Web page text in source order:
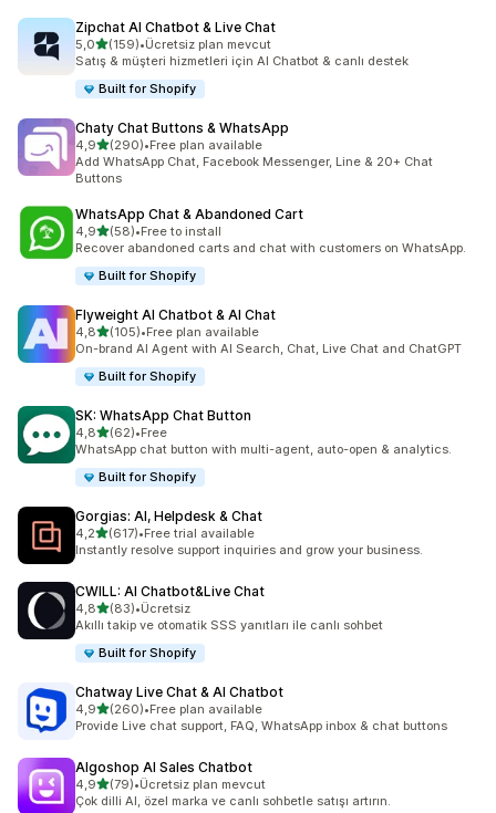
Zipchat AI Chatbot & Live Chat
5,05 yıldız üzerinden
(159)
toplam 159 değerlendirme
•Ücretsiz plan mevcut
Satış & müşteri hizmetleri için AI Chatbot & canlı destek
Built for Shopify
Chaty Chat Buttons & WhatsApp
4,95 yıldız üzerinden
(290)
toplam 290 değerlendirme
•Free plan available
Add WhatsApp Chat, Facebook Messenger, Line & 20+ Chat
Buttons
WhatsApp Chat & Abandoned Cart
4,95 yıldız üzerinden
(58)
toplam 58 değerlendirme
•Free to install
Recover abandoned carts and chat with customers on WhatsApp.
Built for Shopify
Flyweight AI Chatbot & AI Chat
4,85 yıldız üzerinden
(105)
toplam 105 değerlendirme
•Free plan available
On-brand AI Agent with AI Search, Chat, Live Chat and ChatGPT
Built for Shopify
SK: WhatsApp Chat Button
4,85 yıldız üzerinden
(62)
toplam 62 değerlendirme
•Free
WhatsApp chat button with multi-agent, auto-open & analytics.
Built for Shopify
Gorgias: AI, Helpdesk & Chat
4,25 yıldız üzerinden
(617)
toplam 617 değerlendirme
•Free trial available
Instantly resolve support inquiries and grow your business.
CWILL: AI Chatbot&Live Chat
4,85 yıldız üzerinden
(83)
toplam 83 değerlendirme
•Ücretsiz
Akıllı takip ve otomatik SSS yanıtları ile canlı sohbet
Built for Shopify
Chatway Live Chat & AI Chatbot
4,95 yıldız üzerinden
(260)
toplam 260 değerlendirme
•Free plan available
Provide Live chat support, FAQ, WhatsApp inbox & chat buttons
Algoshop AI Sales Chatbot
4,95 yıldız üzerinden
(79)
toplam 79 değerlendirme
•Ücretsiz plan mevcut
Çok dilli AI, özel marka ve canlı sohbetle satışı artırın.